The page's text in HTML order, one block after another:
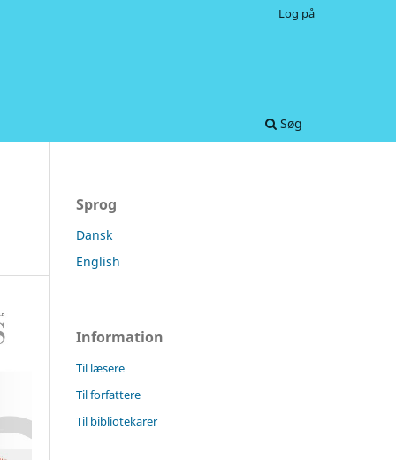
Søg
Log på
Sprog
Dansk
English
Information
Til læsere
Til forfattere
Til bibliotekarer